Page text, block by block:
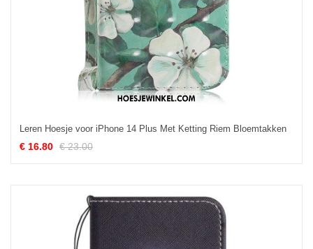
Leren Hoesje voor iPhone 14 Plus Met Ketting Riem Bloemtakken
€ 16.80 € 23.00